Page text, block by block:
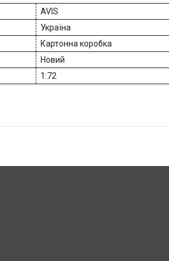
AVIS
Україна
Картонна коробка
Новий
1:72